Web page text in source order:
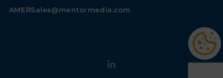
AMERSales@mentormedia.com